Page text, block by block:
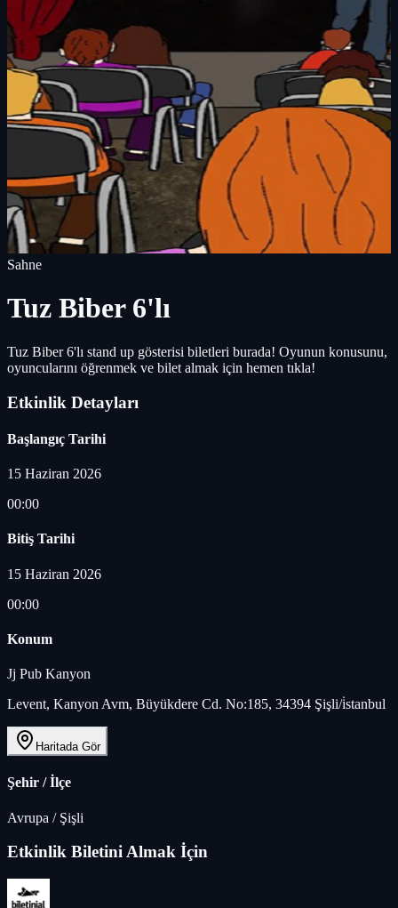
Sahne
Tuz Biber 6'lı
Tuz Biber 6'lı stand up gösterisi biletleri burada! Oyunun konusunu,
oyuncularını öğrenmek ve bilet almak için hemen tıkla!
Etkinlik Detayları
Başlangıç Tarihi
15 Haziran 2026
00:00
Bitiş Tarihi
15 Haziran 2026
00:00
Konum
Jj Pub Kanyon
Levent, Kanyon Avm, Büyükdere Cd. No:185, 34394 Şişli/i̇stanbul
Haritada Gör
Şehir / İlçe
Avrupa / Şişli
Etkinlik Biletini Almak İçin